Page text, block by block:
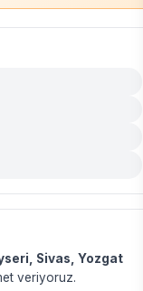
Sivas, Yozgat
veriyoruz.